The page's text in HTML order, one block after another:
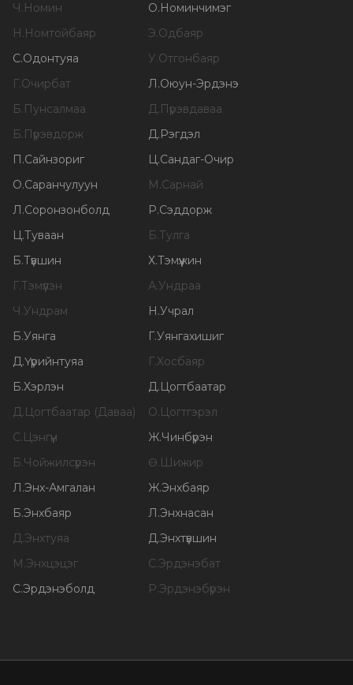
Ч.Номин О.Номинчимэг
Н.Номтойбаяр Э.Одбаяр
С.Одонтуяа У.Отгонбаяр
Г.Очирбат Л.Оюун-Эрдэнэ
Б.Пунсалмаа Д.Пүрэвдаваа
Б.Пүрэвдорж Д.Рэгдэл
П.Сайнзориг Ц.Сандаг-Очир
О.Саранчулуун М.Сарнай
Л.Соронзонболд Р.Сэддорж
Ц.Туваан Б.Тулга
Б.Түвшин Х.Тэмүүжин
Г.Тэмүүлэн А.Ундраа
Ч.Ундрам Н.Учрал
Б.Уянга Г.Уянгахишиг
Д.Үүрийнтуяа Г.Хосбаяр
Б.Хэрлэн Д.Цогтбаатар
Д.Цогтбаатар (Даваа) О.Цогтгэрэл
С.Цэнгүүн Ж.Чинбүрэн
Б.Чойжилсүрэн Ө.Шижир
Л.Энх-Амгалан Ж.Энхбаяр
Б.Энхбаяр Л.Энхнасан
Д.Энхтуяа Д.Энхтүвшин
М.Энхцэцэг С.Эрдэнэбат
С.Эрдэнэболд Р.Эрдэнэбүрэн